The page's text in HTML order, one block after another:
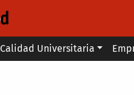
Calidad Universitaria